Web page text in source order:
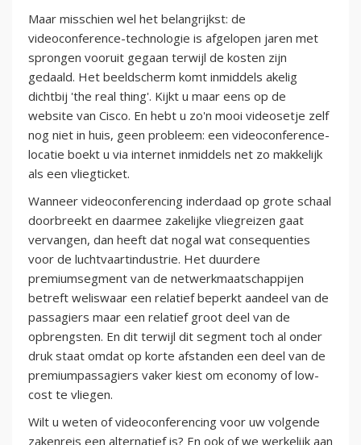
Maar misschien wel het belangrijkst: de
videoconference-technologie is afgelopen jaren met
sprongen vooruit gegaan terwijl de kosten zijn
gedaald. Het beeldscherm komt inmiddels akelig
dichtbij 'the real thing'. Kijkt u maar eens op de
website van Cisco. En hebt u zo'n mooi videosetje zelf
nog niet in huis, geen probleem: een videoconference-
locatie boekt u via internet inmiddels net zo makkelijk
als een vliegticket.
Wanneer videoconferencing inderdaad op grote schaal
doorbreekt en daarmee zakelijke vliegreizen gaat
vervangen, dan heeft dat nogal wat consequenties
voor de luchtvaartindustrie. Het duurdere
premiumsegment van de netwerkmaatschappijen
betreft weliswaar een relatief beperkt aandeel van de
passagiers maar een relatief groot deel van de
opbrengsten. En dit terwijl dit segment toch al onder
druk staat omdat op korte afstanden een deel van de
premiumpassagiers vaker kiest om economy of low-
cost te vliegen.
Wilt u weten of videoconferencing voor uw volgende
zakenreis een alternatief is? En ook of we werkelijk aan